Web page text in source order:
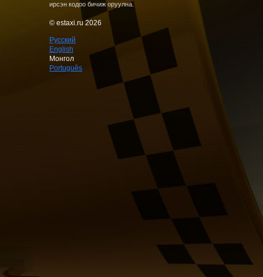
ирсэн кодоо бичиж оруулна.
© estaxi.ru 2026
Русский
English
Монгол
Português